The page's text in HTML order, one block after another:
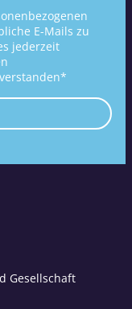
E-Mails zu
jederzeit
Gesellschaft